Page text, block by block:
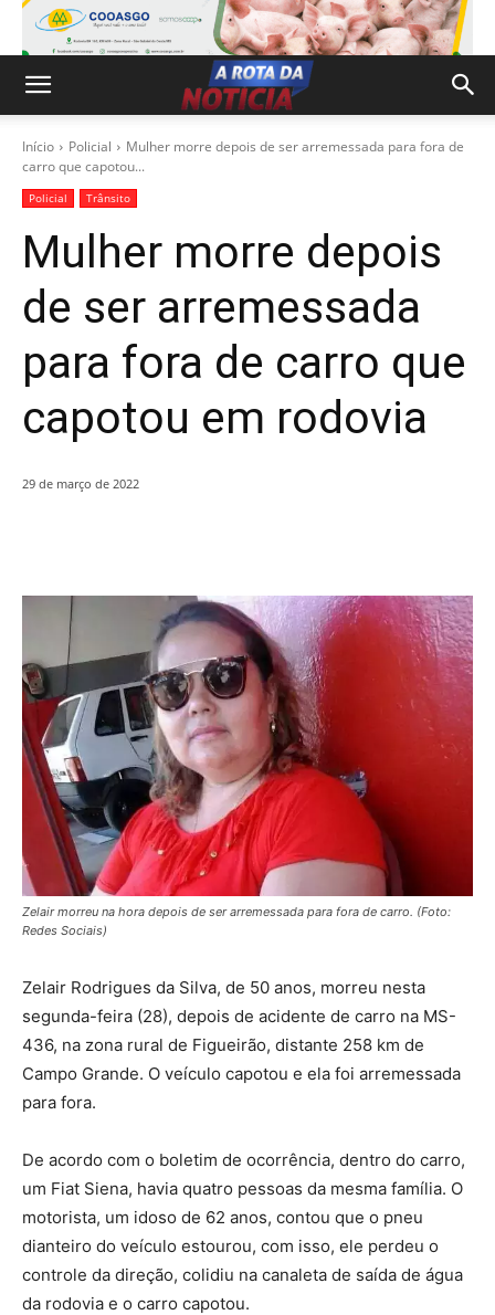
Início Policial
Mulher morre depois de ser arremessada para fora de
carro que capotou...
Policial Trânsito
Mulher morre depois
de ser arremessada
para fora de carro que
capotou em rodovia
29 de março de 2022
Zelair morreu na hora depois de ser arremessada para fora de carro. (Foto:
Redes Sociais)
Zelair Rodrigues da Silva, de 50 anos, morreu nesta
segunda-feira (28), depois de acidente de carro na MS-
436, na zona rural de Figueirão, distante 258 km de
Campo Grande. O veículo capotou e ela foi arremessada
para fora.
De acordo com o boletim de ocorrência, dentro do carro,
um Fiat Siena, havia quatro pessoas da mesma família. O
motorista, um idoso de 62 anos, contou que o pneu
dianteiro do veículo estourou, com isso, ele perdeu o
controle da direção, colidiu na canaleta de saída de água
da rodovia e o carro capotou.